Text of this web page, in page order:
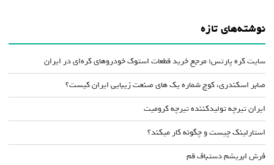
نوشته‌های تازه
سایت کره پارتس؛ مرجع خرید قطعات استوک خودروهای کره‌ای در ایران
صابر اسکندری، کوچ شماره یک های صنعت زیبایی ایران کیست؟
ایران تیرچه تولیدکننده تیرچه کرومیت
استارلینک چیست و چگونه کار میکند؟
فرش ابریشم دستباف قم